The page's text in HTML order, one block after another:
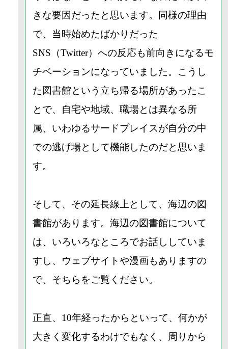
きな要因だったと思います。同様の理由
で、当時始めたばかりだった
SNS（Twitter）への反応も前向きになるモ
チベーションになっていました。こうし
た図書館という立ち帰る場所があったこ
とで、自宅や地域、職場とは異なる所
属、いわゆるサードプレイスが自分の中
での逃げ場として機能したのだと思いま
す。
そして、その延長線上として、海辺の図
書館があります。海辺の図書館について
は、いろいろなところでお話ししていま
すし、ウェブサイトや漫画もありますの
で、そちらをご覧ください。
正直、10年経ったからといって、何かが
大きく変化するわけでもなく、周りから